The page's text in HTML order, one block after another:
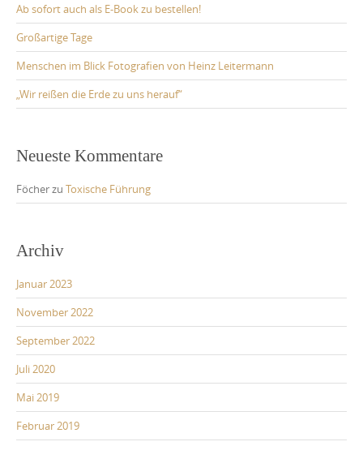
Ab sofort auch als E-Book zu bestellen!
Großartige Tage
Menschen im Blick Fotografien von Heinz Leitermann
„Wir reißen die Erde zu uns herauf“
Neueste Kommentare
Föcherzu Toxische Führung
Archiv
Januar 2023
November 2022
September 2022
Juli 2020
Mai 2019
Februar 2019